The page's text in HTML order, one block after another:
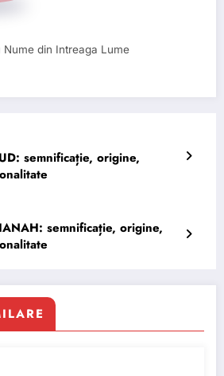
din Intreaga Lume
semnificație, origine,
semnificație, origine,